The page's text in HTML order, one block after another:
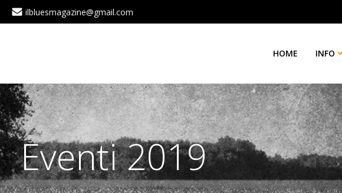
ilbluesmagazine@gmail.com
HOME INFO
Eventi 2019